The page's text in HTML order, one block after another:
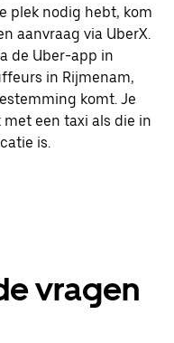
plek nodig hebt, kom
aanvraag via UberX.
de Uber-app in
in Rijmenam,
komt. Je
een taxi als die in
is.
vragen